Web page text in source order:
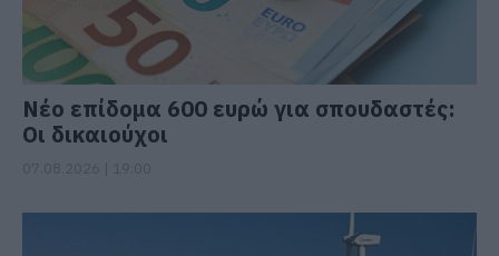
Νέο επίδομα 600 ευρώ για σπουδαστές:
Οι δικαιούχοι